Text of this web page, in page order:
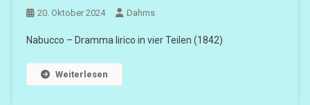
20. Oktober 2024 Dahms
Nabucco – Dramma lirico in vier Teilen (1842)
Weiterlesen